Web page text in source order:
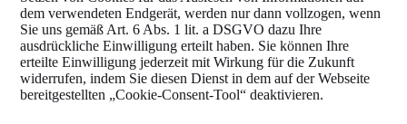
dem verwendeten Endgerät, werden nur dann vollzogen, wenn
Sie uns gemäß Art. 6 Abs. 1 lit. a DSGVO dazu Ihre
ausdrückliche Einwilligung erteilt haben. Sie können Ihre
erteilte Einwilligung jederzeit mit Wirkung für die Zukunft
widerrufen, indem Sie diesen Dienst in dem auf der Webseite
bereitgestellten „Cookie-Consent-Tool“ deaktivieren.